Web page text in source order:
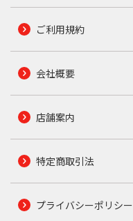
ご利用規約
会社概要
店舗案内
特定商取引法
プライバシーポリシー